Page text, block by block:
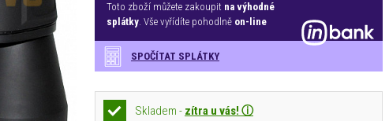
Toto zboží můžete zakoupit na výhodné
splátky. Vše vyřídíte pohodlně on-line
SPOČÍTAT SPLÁTKY
Skladem - zítra u vás! ⓘ